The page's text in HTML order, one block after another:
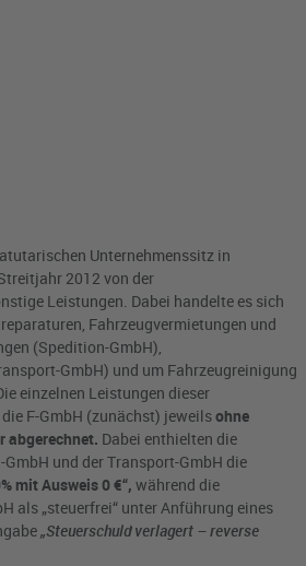
Unternehmenssitz in
2012 von der
Leistungen. Dabei handelte es sich
Fahrzeugvermietungen und
(Spedition-GmbH),
GmbH) und um Fahrzeugreinigung
einzelnen Leistungen dieser
F-GmbH (zunächst) jeweilsohne
abgerechnet. Dabei enthielten die
und der Transport-GmbH die
mit Ausweis 0 €“, während die
als „steuerfrei“ unter Anführung eines
„Steuerschuld verlagert – reverse